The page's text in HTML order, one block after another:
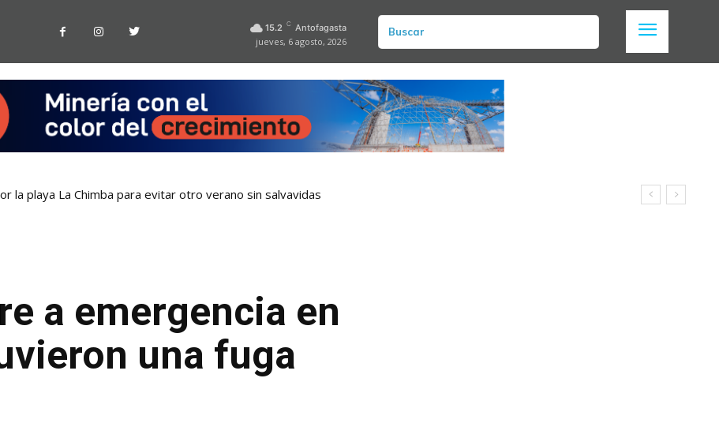
15.2 C Antofagasta
jueves, 6 agosto, 2026
Buscar
la playa La Chimba para evitar otro verano sin salvavidas
a emergencia en
una fuga